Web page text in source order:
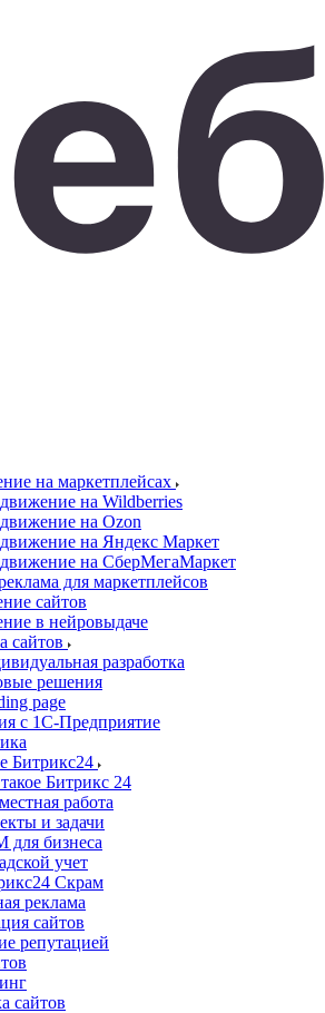
на маркетплейсах
на Wildberries
на Ozon
на Яндекс Маркет
на СберМегаМаркет
для маркетплейсов
сайтов
в нейровыдаче
сайтов
разработка
решения
page
с 1С-Предприятие
Битрикс24
Битрикс 24
работа
и задачи
для бизнеса
учет
Скрам
реклама
сайтов
репутацией
сайтов